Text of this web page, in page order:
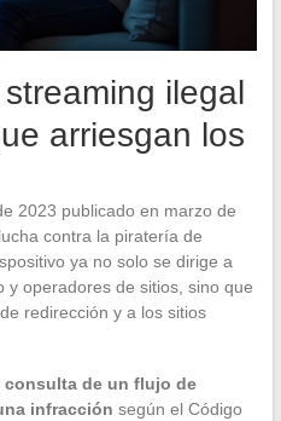
ilegal
arriesgan los
2023 publicado en marzo de
contra la piratería de
ya no solo se dirige a
y operadores de sitios, sino que
redirección y a los sitios
consulta de un flujo de
infracción según el Código